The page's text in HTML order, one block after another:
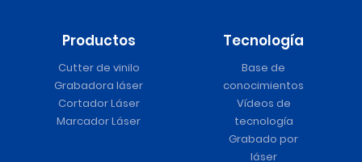
Productos
Cutter de vinilo
Grabadora láser
Cortador Láser
Marcador Láser
Tecnología
Base de
conocimientos
Vídeos de
tecnología
Grabado por
láser